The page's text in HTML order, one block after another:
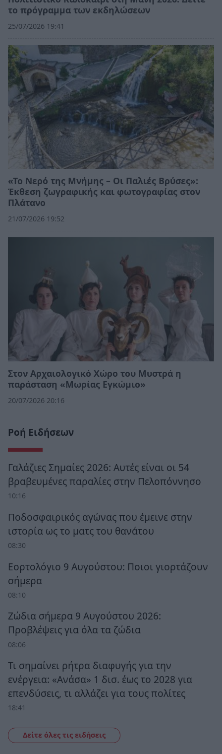
το πρόγραμμα των εκδηλώσεων
25/07/2026 19:41
«Το Νερό της Μνήμης – Οι Παλιές Βρύσες»:
Έκθεση ζωγραφικής και φωτογραφίας στον
Πλάτανο
21/07/2026 19:52
Στον Αρχαιολογικό Χώρο του Μυστρά η
παράσταση «Μωρίας Εγκώμιο»
20/07/2026 20:16
Ροή Ειδήσεων
Γαλάζιες Σημαίες 2026: Αυτές είναι οι 54
βραβευμένες παραλίες στην Πελοπόννησο
10:16
Ποδοσφαιρικός αγώνας που έμεινε στην
ιστορία ως το ματς του θανάτου
08:30
Εορτολόγιο 9 Αυγούστου: Ποιοι γιορτάζουν
σήμερα
08:10
Ζώδια σήμερα 9 Αυγούστου 2026:
Προβλέψεις για όλα τα ζώδια
08:06
Τι σημαίνει ρήτρα διαφυγής για την
ενέργεια: «Ανάσα» 1 δισ. έως το 2028 για
επενδύσεις, τι αλλάζει για τους πολίτες
18:41
Δείτε όλες τις ειδήσεις